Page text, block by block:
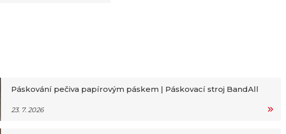
Páskování pečiva papírovým páskem | Páskovací stroj BandAll
23. 7. 2026